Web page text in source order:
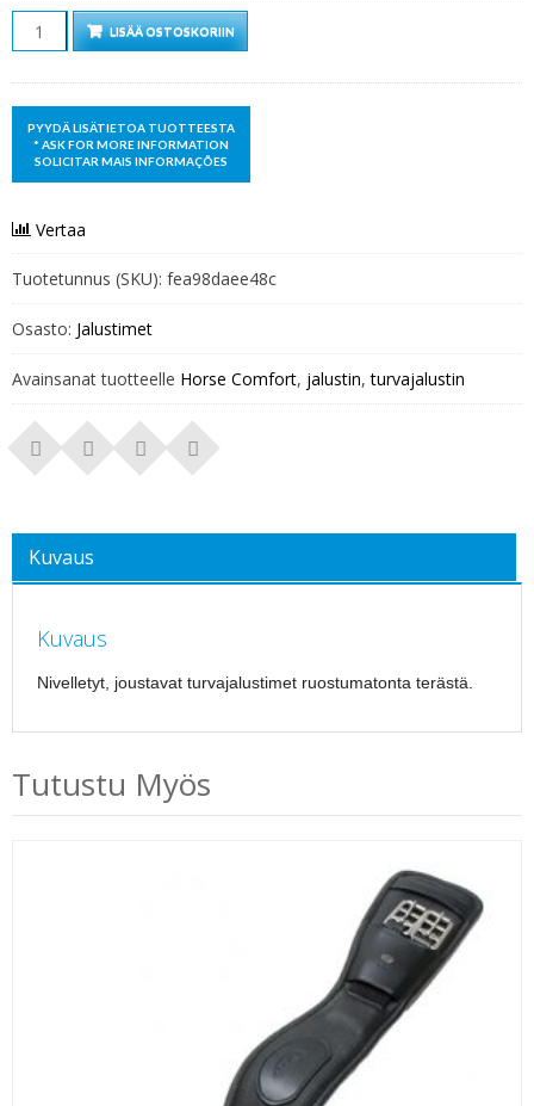
Määrä LISÄÄ OSTOSKORIIN
Vertaa
Tuotetunnus (SKU): fea98daee48c
Osasto: Jalustimet
Avainsanat tuotteelle Horse Comfort, jalustin,turvajalustin
Kuvaus
Kuvaus
Nivelletyt, joustavat turvajalustimet ruostumatonta terästä.
Tutustu Myös